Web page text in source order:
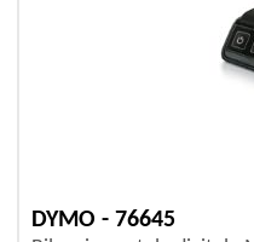
DYMO - 76645